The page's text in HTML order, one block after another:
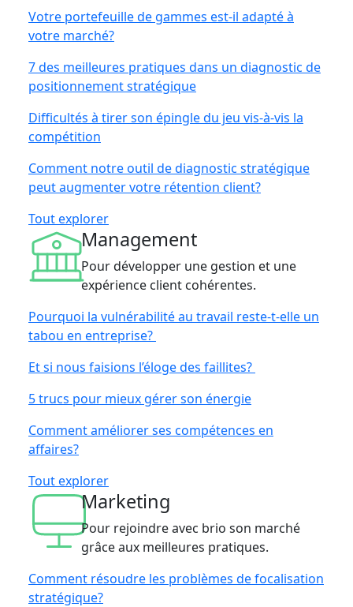
Votre portefeuille de gammes est-il adapté à
votre marché?
7 des meilleures pratiques dans un diagnostic de
positionnement stratégique
Difficultés à tirer son épingle du jeu vis-à-vis la
compétition
Comment notre outil de diagnostic stratégique
peut augmenter votre rétention client?
Tout explorer
Management
Pour développer une gestion et une
expérience client cohérentes.
Pourquoi la vulnérabilité au travail reste-t-elle un
tabou en entreprise?
Et si nous faisions l’éloge des faillites?
5 trucs pour mieux gérer son énergie
Comment améliorer ses compétences en
affaires?
Tout explorer
Marketing
Pour rejoindre avec brio son marché
grâce aux meilleures pratiques.
Comment résoudre les problèmes de focalisation
stratégique?